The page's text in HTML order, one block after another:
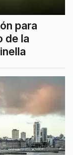
para
de la